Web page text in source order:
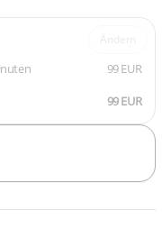
99 EUR
99 EUR